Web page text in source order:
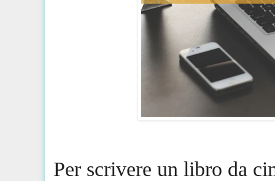
Per scrivere un libro da